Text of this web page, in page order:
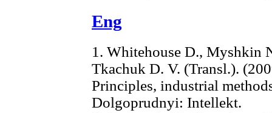
Eng
1. Whitehouse D., Myshkin
Tkachuk D. V. (Transl.).
Principles, industrial
Dolgoprudnyi: Intellekt.